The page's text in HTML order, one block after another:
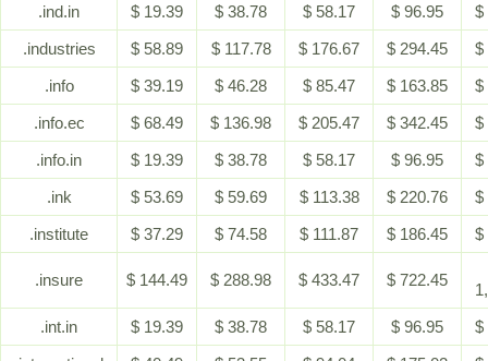
.ind.in
$ 19.39 $ 38.78 $ 58.17 $ 96.95
$
.industries
$ 58.89 $ 117.78 $ 176.67 $ 294.45
$
.info
$ 39.19 $ 46.28 $ 85.47 $ 163.85
$
.info.ec
$ 68.49 $ 136.98 $ 205.47 $ 342.45
$
.info.in
$ 19.39 $ 38.78 $ 58.17 $ 96.95
$
.ink
$ 53.69 $ 59.69 $ 113.38 $ 220.76
$
.institute
$ 37.29 $ 74.58 $ 111.87 $ 186.45 $
.insure $ 144.49 $ 288.98 $ 433.47 $ 722.45
.int.in
$ 19.39 $ 38.78 $ 58.17 $ 96.95
$